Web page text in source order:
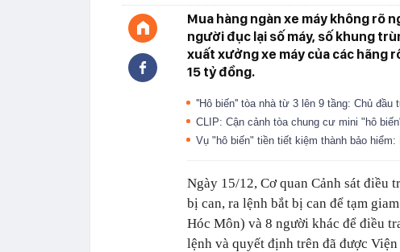
Mua hàng ngàn xe máy không rõ
người đục lại số máy, số khung
xuất xưởng xe máy của các hãng
15 tỷ đồng.
''Hô biến'' tòa nhà từ 3 lên 9 tầng: Chủ đầu
CLIP: Cận cảnh tòa chung cư mini "hô
Vụ "hô biến" tiền tiết kiệm thành bảo
Ngày 15/12, Cơ quan Cảnh sát điều
bị can, ra lệnh bắt bị can để tạm
Hóc Môn) và 8 người khác để điều
lệnh và quyết định trên đã được